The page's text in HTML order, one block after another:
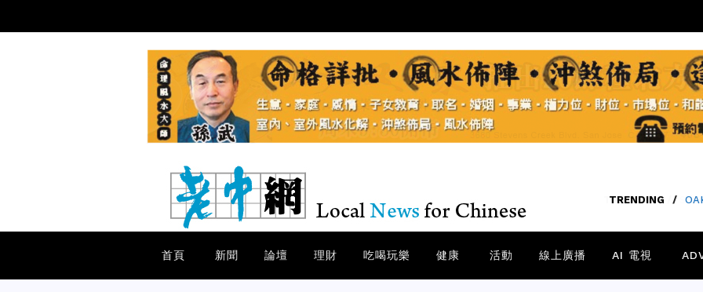
TRENDING
首頁 新聞 論壇 理財 吃喝玩樂 健康 活動 線上廣播 AI 電視